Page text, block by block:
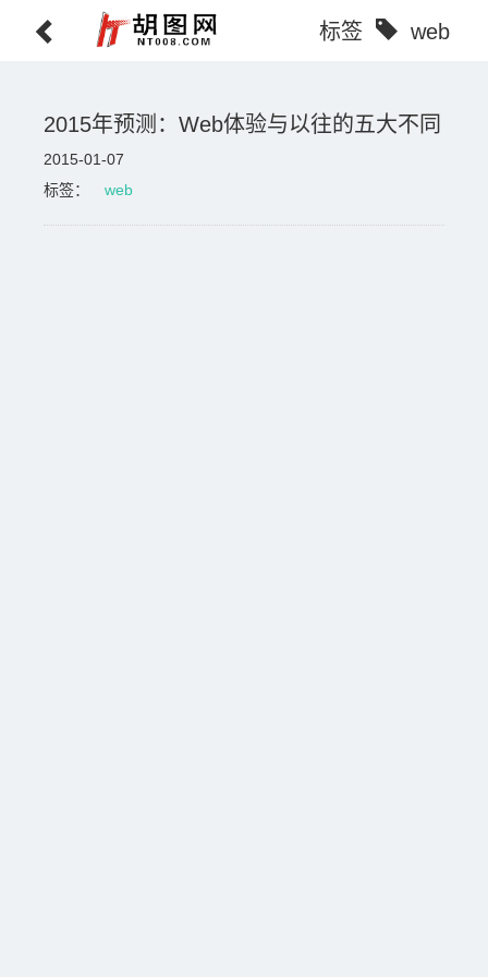
标签 web
2015年预测：Web体验与以往的五大不同
2015-01-07
标签：
web